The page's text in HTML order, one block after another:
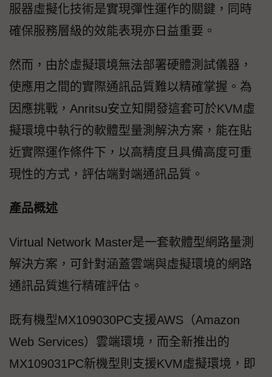
服器虛擬化技術是實現彈性運作的關鍵，同時
確保服務層級的效能表現亦日益重要。
然而，由於虛擬環境無法部署硬體測試儀器，
使應用之間的實際通訊品質難以精確掌握。為
因應挑戰，Anritsu安立知開發這套可於KVM虛
擬環境中執行的軟體型量測解決方案，能在貼
近實際運作條件下，以高精度且具備高度可重
現性的方式，評估端對端通訊品質。
產品概述
Virtual Network Master是一套軟體型網路量測
解決方案，可針對涵蓋雲端與虛擬環境的網路
通訊品質進行精確評估。
既有機型MX109030PC支援AWS（Amazon
Web Services）雲端環境，而全新推出的
MX109031PC新機型則支援KVM虛擬環境，即